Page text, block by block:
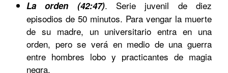
La orden (42:47). Serie juvenil de diez
episodios de 50 minutos. Para vengar la muerte
de su madre, un universitario entra en una
orden, pero se verá en medio de una guerra
entre hombres lobo y practicantes de magia
negra.